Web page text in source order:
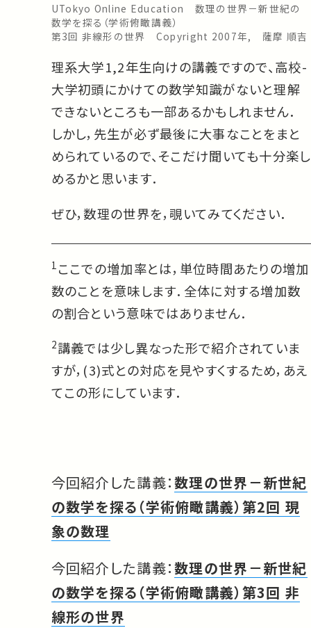
UTokyo Online Education 数理の世界－新世紀の
数学を探る（学術俯瞰講義）
第3回 非線形の世界 Copyright 2007年, 薩摩 順吉
理系大学1,2年生向けの講義ですので、高校-
大学初頭にかけての数学知識がないと理解
できないところも一部あるかもしれません．
しかし，先生が必ず最後に大事なことをまと
められているので、そこだけ聞いても十分楽し
めるかと思います．
ぜひ，数理の世界を，覗いてみてください．
1 ここでの増加率とは，単位時間あたりの増加
数のことを意味します．全体に対する増加数
の割合という意味ではありません．
2講義では少し異なった形で紹介されていま
すが，(3)式との対応を見やすくするため，あえ
てこの形にしています．
今回紹介した講義：数理の世界－新世紀
の数学を探る（学術俯瞰講義）第2回 現
象の数理
今回紹介した講義：数理の世界－新世紀
の数学を探る（学術俯瞰講義）第3回 非
線形の世界